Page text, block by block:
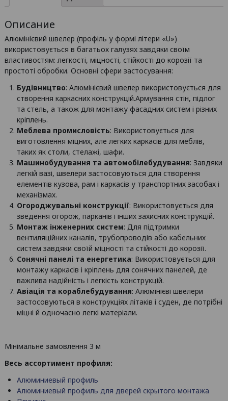
Описание
Алюмінієвий швелер (профіль у формі літери «U»)
використовується в багатьох галузях завдяки своїм
властивостям: легкості, міцності, стійкості до корозії та
простоті обробки. Основні сфери застосування:
Будівництво: Алюмінієвий швелер використовується для
створення каркасних конструкцій.Aрмування стін, підлог
та стель, а також для монтажу фасадних систем і різних
кріплень.
Меблева промисловість: Використовується для
виготовлення міцних, але легких каркасів для меблів,
таких як столи, стелажі, шафи.
Машинобудування та автомобілебудування: Завдяки
легкій вазі, швелери застосовуються для створення
елементів кузова, рам і каркасів у транспортних засобах і
механізмах.
Огороджувальні конструкції: Використовується для
зведення огорож, парканів і інших захисних конструкцій.
Монтаж інженерних систем: Для підтримки
вентиляційних каналів, трубопроводів або кабельних
систем завдяки своїй міцності та стійкості до корозії.
Сонячні панелі та енергетика: Використовується для
монтажу каркасів і кріплень для сонячних панелей, де
важлива надійність і легкість конструкцій.
Авіація та кораблебудування: Алюмінієві швелери
застосовуються в конструкціях літаків і суден, де потрібні
міцні й одночасно легкі матеріали.
Мінімальне замовлення 3 м
Весь ассортимент профиля:
Алюминиевый профиль
Алюминиевый профиль для дверей скрытого монтажа